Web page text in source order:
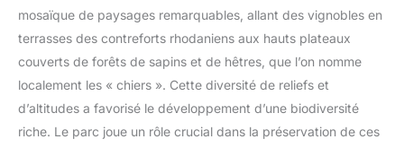
mosaïque de paysages remarquables, allant des vignobles en
terrasses des contreforts rhodaniens aux hauts plateaux
couverts de forêts de sapins et de hêtres, que l’on nomme
localement les « chiers ». Cette diversité de reliefs et
d’altitudes a favorisé le développement d’une biodiversité
riche. Le parc joue un rôle crucial dans la préservation de ces